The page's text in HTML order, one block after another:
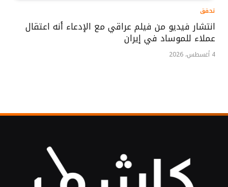
تحقق
انتشار فيديو من فيلم عراقي مع الإدعاء أنه اعتقال
عملاء للموساد في إيران
4 أغسطس، 2026